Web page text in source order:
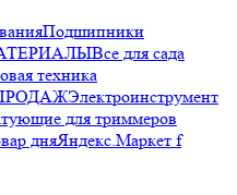
Подшипники
Все для сада
техника
Электроинструмент
для триммеров
дняЯндекс.Маркет f